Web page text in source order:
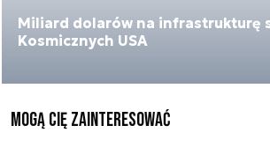
Miliard dolarów na infrastrukturę
Kosmicznych USA
Mogą Cię zainteresować